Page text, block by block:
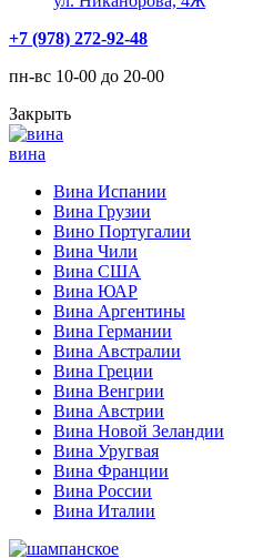
+7 (978) 272-92-48
пн-вс 10-00 до 20-00
Закрыть
вина
Вина Испании
Вина Грузии
Вино Португалии
Вина Чили
Вина США
Вина ЮАР
Вина Аргентины
Вина Германии
Вина Австралии
Вина Греции
Вина Венгрии
Вина Австрии
Вина Новой Зеландии
Вина Уругвая
Вина Франции
Вина России
Вина Италии